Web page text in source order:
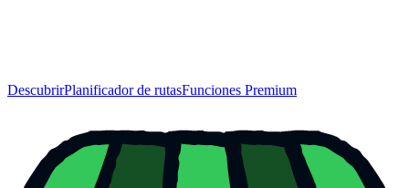
DescubrirPlanificador de rutasFunciones Premium